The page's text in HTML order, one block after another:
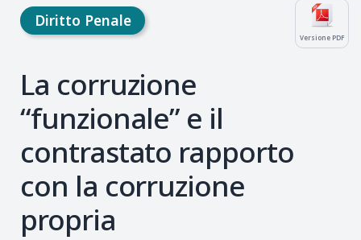
Versione PDF
Diritto Penale
La corruzione
“funzionale” e il
contrastato rapporto
con la corruzione
propria